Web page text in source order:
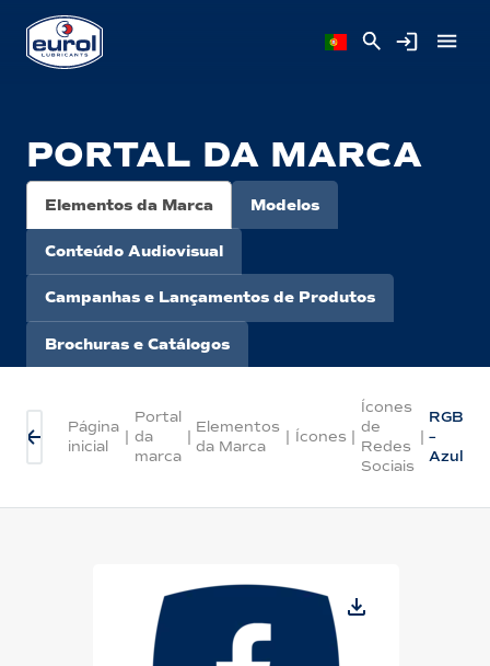
PORTAL DA MARCA
Elementos da Marca Modelos
Conteúdo Audiovisual
Campanhas e Lançamentos de Produtos
Brochuras e Catálogos
Página
inicial
|
Portal
da
marca
|
Elementos
da Marca
| Ícones |
Ícones
de
Redes
Sociais
|
RGB
–
Azul